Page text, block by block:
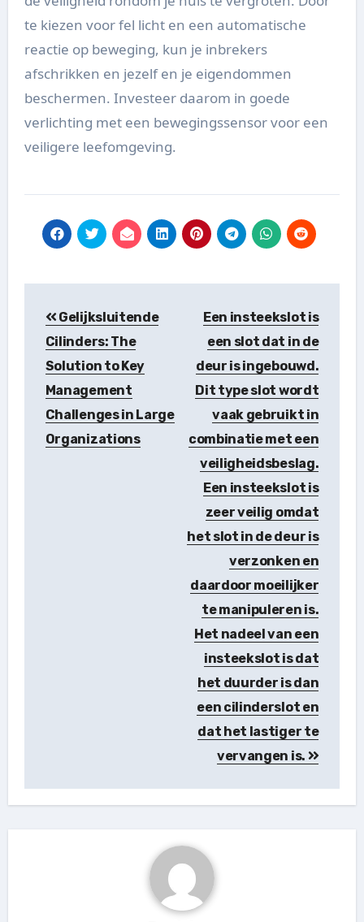
te kiezen voor fel licht en een automatische
reactie op beweging, kun je inbrekers
afschrikken en jezelf en je eigendommen
beschermen. Investeer daarom in goede
verlichting met een bewegingssensor voor een
veiligere leefomgeving.
navigation
Gelijksluitende
Cilinders: The
Solution to Key
Management
Challenges in Large
Organizations
Een insteekslot is
een slot dat in de
deur is ingebouwd.
Dit type slot wordt
vaak gebruikt in
combinatie met een
veiligheidsbeslag.
Een insteekslot is
zeer veilig omdat
het slot in de deur is
verzonken en
daardoor moeilijker
te manipuleren is.
Het nadeel van een
insteekslot is dat
het duurder is dan
een cilinderslot en
dat het lastiger te
vervangen is.